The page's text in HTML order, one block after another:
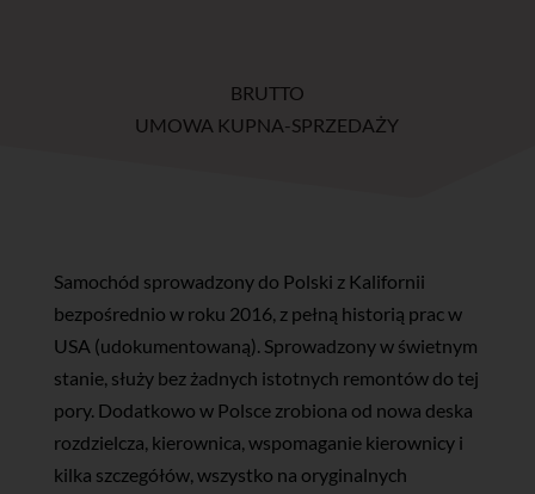
BRUTTO
UMOWA KUPNA-SPRZEDAŻY
Samochód sprowadzony do Polski z Kalifornii
bezpośrednio w roku 2016, z pełną historią prac w
USA (udokumentowaną). Sprowadzony w świetnym
stanie, służy bez żadnych istotnych remontów do tej
pory. Dodatkowo w Polsce zrobiona od nowa deska
rozdzielcza, kierownica, wspomaganie kierownicy i
kilka szczegółów, wszystko na oryginalnych